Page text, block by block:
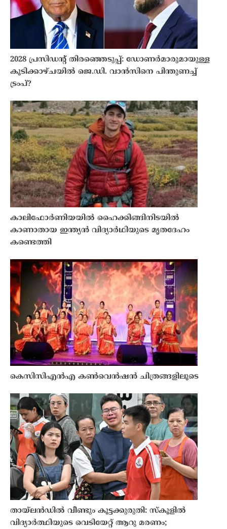
2028 പ്രസിഡന്റ് തിരഞ്ഞെടുപ്പ്: ഡോണർമാരുമായുള്ള
കൂടിക്കാഴ്ചയിൽ ജെ.ഡി. വാൻസിനെ പിന്തുണച്ച്
ട്രംപ്?
കാലിഫോർണിയയിൽ ഹൈക്കിങ്ങിനിടയിൽ
കാണാതായ ഇന്ത്യൻ വിദ്യാർഥിയുടെ മൃതദേഹം
കണ്ടെത്തി
കെസിസിഎൻഎ കൺവെൻഷൻ ചിത്രങ്ങളിലൂടെ
തായ്‌ലൻഡിൽ വീണ്ടും കൂട്ടക്കുരുതി: സ്കൂളിൽ
വിദ്യാർത്ഥിയുടെ വെടിയേറ്റ് ആറു മരണം;